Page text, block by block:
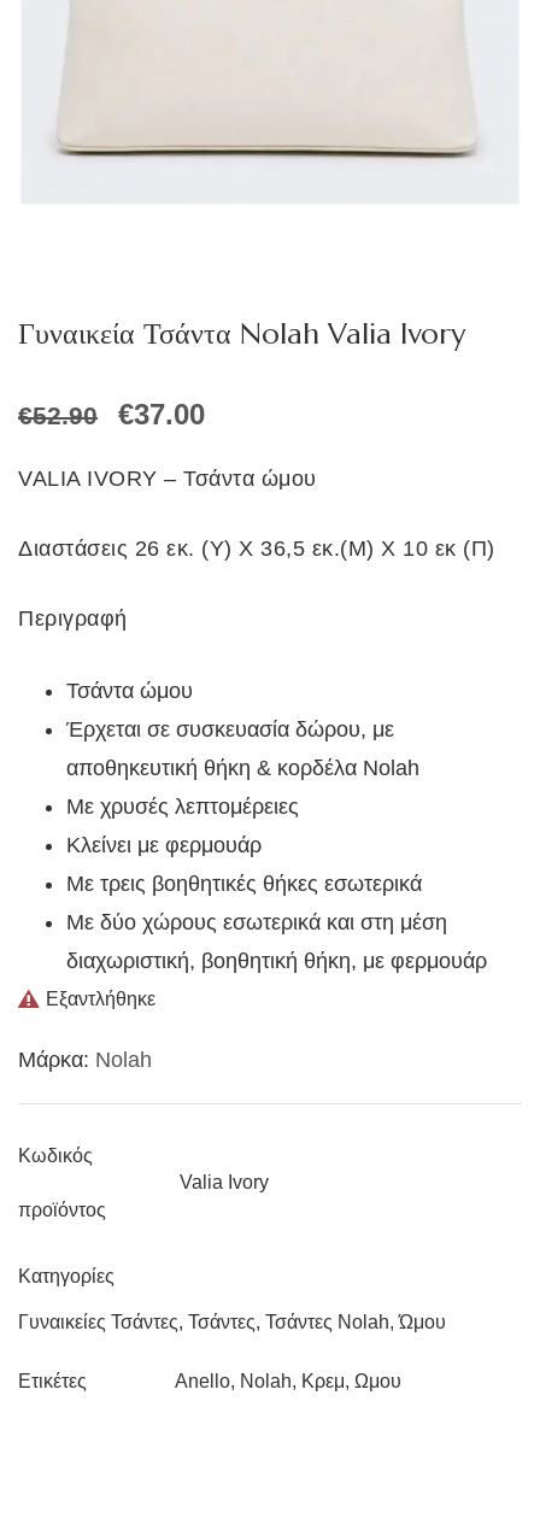
Γυναικεία Τσάντα Nolah Valia Ivory
€52.90
Original
was:
€37.00Η
τιμή
€37.00.
VALIA IVORY – Τσάντα ώμου
Διαστάσεις 26 εκ. (Υ) Χ 36,5 εκ.(Μ) Χ 10 εκ (Π)
Περιγραφή
Τσάντα ώμου
Έρχεται σε συσκευασία δώρου, με
αποθηκευτική θήκη & κορδέλα Nolah
Με χρυσές λεπτομέρειες
Κλείνει με φερμουάρ
Με τρεις βοηθητικές θήκες εσωτερικά
Με δύο χώρους εσωτερικά και στη μέση
διαχωριστική, βοηθητική θήκη, με φερμουάρ
Εξαντλήθηκε
Μάρκα: Nolah
Κωδικός
προϊόντος
Valia Ivory
Κατηγορίες
Γυναικείες Τσάντες, Τσάντες, Τσάντες Nolah,Ώμου
Ετικέτες Anello, Nolah, Κρεμ, Ωμου